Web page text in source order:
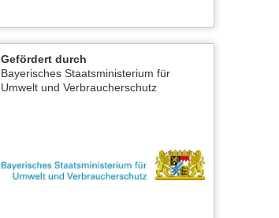
Gefördert durch
Bayerisches Staatsministerium für
Umwelt und Verbraucherschutz